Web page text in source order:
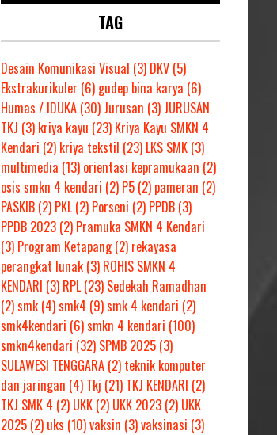
TAG
Desain Komunikasi Visual (3) DKV(5)
Ekstrakurikuler (6) gudep bina karya (6)
Humas / IDUKA(30) Jurusan (3) JURUSAN
TKJ (3) kriya kayu (23) Kriya Kayu SMKN 4
Kendari (2) kriya tekstil (23) LKS SMK(3)
multimedia (13) orientasi kepramukaan (2)
osis smkn 4 kendari (2) P5(2) pameran (2)
PASKIB(2) PKL(2) Porseni (2) PPDB(3)
PPDB 2023(2) Pramuka SMKN 4 Kendari
(3) Program Ketapang(2) rekayasa
perangkat lunak(3) ROHIS SMKN 4
KENDARI (3) RPL(23) Sedekah Ramadhan
(2)smk(4)smk4 (9)smk 4 kendari (2)
smk4kendari (6)smkn 4 kendari (100)
smkn4kendari (32) SPMB 2025(3)
SULAWESI TENGGARA(2) teknik komputer
dan jaringan (4) Tkj (21) TKJ KENDARI (2)
TKJ SMK 4 (2) UKK(2) UKK 2023(2) UKK
2025(2) uks (10)vaksin (3)vaksinasi (3)